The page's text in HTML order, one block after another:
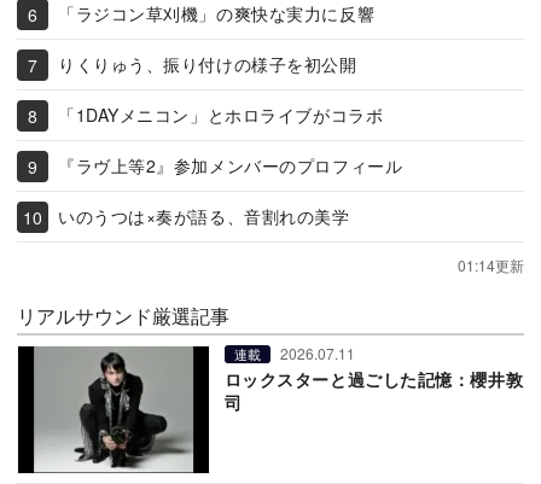
「ラジコン草刈機」の爽快な実力に反響
りくりゅう、振り付けの様子を初公開
「1DAYメニコン」とホロライブがコラボ
『ラヴ上等2』参加メンバーのプロフィール
いのうつは×奏が語る、音割れの美学
01:14更新
リアルサウンド厳選記事
連載 2026.07.11
ロックスターと過ごした記憶：櫻井敦
司